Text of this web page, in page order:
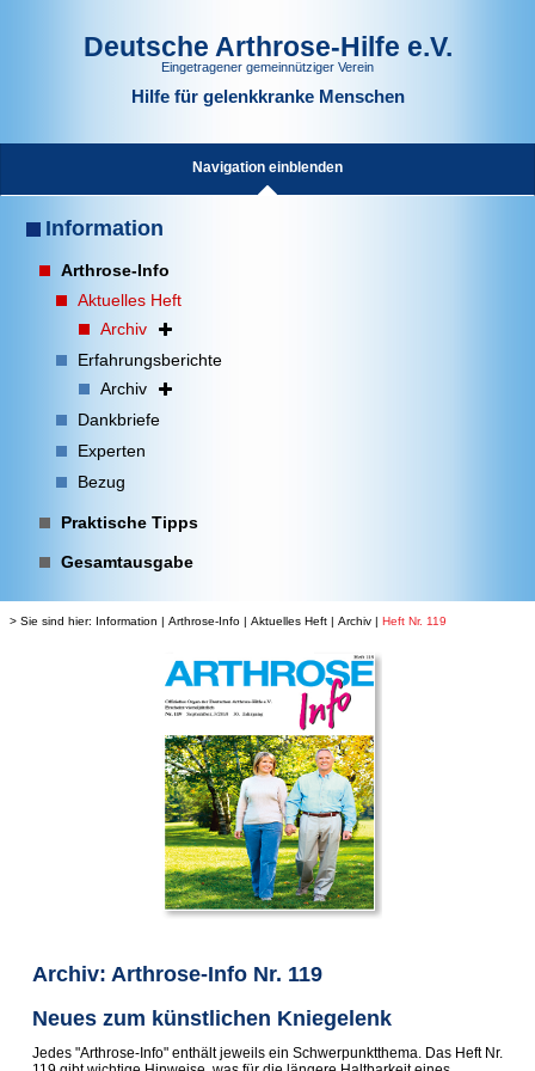
Deutsche Arthrose-Hilfe e.V.
Eingetragener gemeinnütziger Verein
Hilfe für gelenkkranke Menschen
Navigation einblenden
Information
Arthrose-Info
Aktuelles Heft
Archiv
Erfahrungsberichte
Archiv
Dankbriefe
Experten
Bezug
Praktische Tipps
Gesamtausgabe
> Sie sind hier: Information | Arthrose-Info | Aktuelles Heft | Archiv | Heft Nr. 119
Archiv: Arthrose-Info Nr. 119
Neues zum künstlichen Kniegelenk
Jedes "Arthrose-Info" enthält jeweils ein Schwerpunktthema. Das Heft Nr.